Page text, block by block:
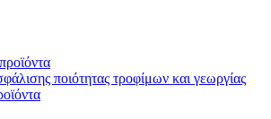
ποιότητας τροφίμων και γεωργίας